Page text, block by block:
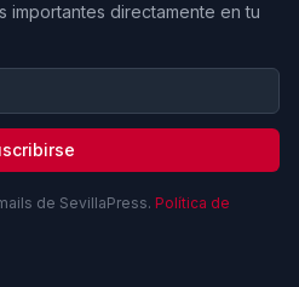
importantes directamente en tu
de SevillaPress. Política de